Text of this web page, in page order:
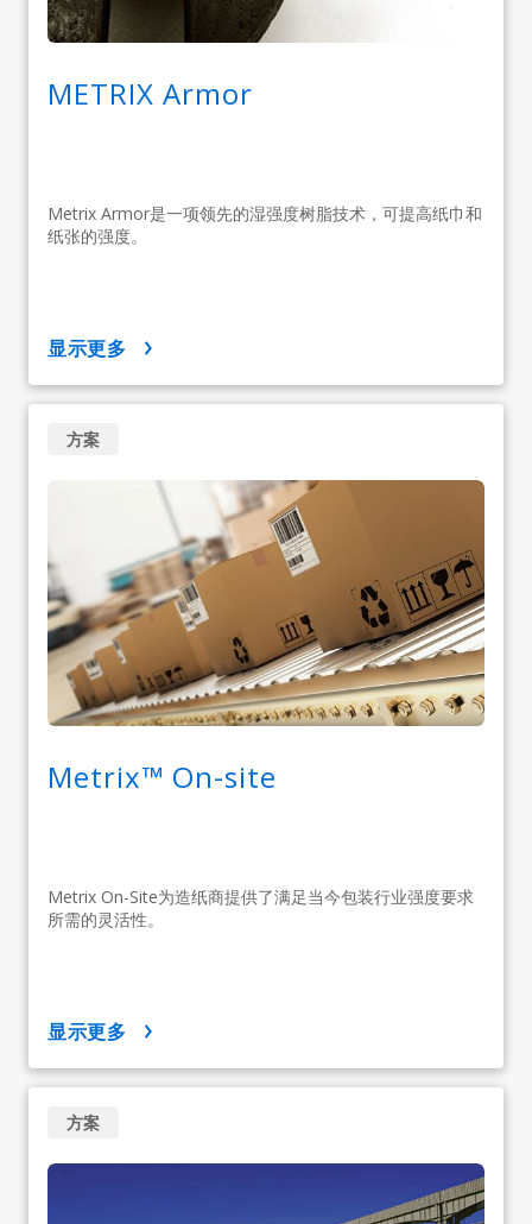
METRIX Armor
Metrix Armor是一项领先的湿强度树脂技术，可提高纸巾和
纸张的强度。
显示更多
Metrix™ On-site
Metrix On-Site为造纸商提供了满足当今包装行业强度要求
所需的灵活性。
方案
显示更多
方案